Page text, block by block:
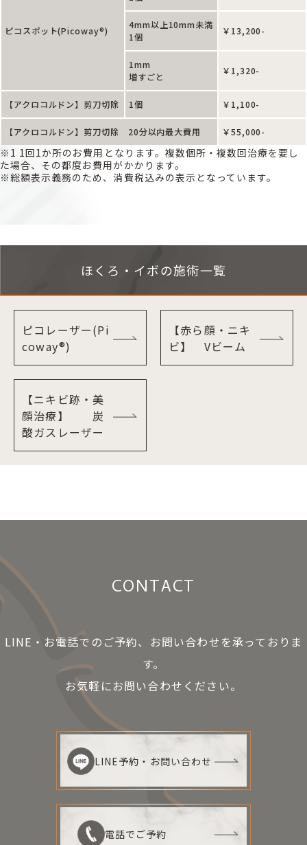
ピコスポット(Picoway®)
4mm以上10mm未満
1個
￥13,200-
1mm
増すごと
￥1,320-
【アクロコルドン】剪刀切除 1個 ￥1,100-
【アクロコルドン】剪刀切除 20分以内最大費用 ￥55,000-
※1 1回1か所のお費用となります。複数個所・複数回治療を要し
た場合、その都度お費用がかかります。
※総額表示義務のため、消費税込みの表示となっています。
ほくろ・イボの施術一覧
ピコレーザー(Pi
coway®)
【赤ら顔・ニキ
ビ】 Vビーム
【ニキビ跡・美
顔治療】 炭
酸ガスレーザー
CONTACT
LINE・お電話でのご予約、お問い合わせを承っておりま
す。
お気軽にお問い合わせください。
LINE予約・お問い合わせ
電話でご予約